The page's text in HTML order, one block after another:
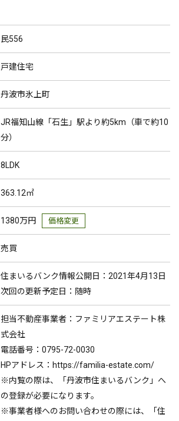
民556
戸建住宅
丹波市氷上町
JR福知山線「石生」駅より約5km（車で約10
分）
8LDK
363.12㎡
1380万円 価格変更
売買
住まいるバンク情報公開日：2021年4月13日
次回の更新予定日：随時
担当不動産事業者：ファミリアエステート株
式会社
電話番号：0795-72-0030
HPアドレス：https://familia-estate.com/
※内覧の際は、「丹波市住まいるバンク」へ
の登録が必要になります。
※事業者様へのお問い合わせの際には、「住